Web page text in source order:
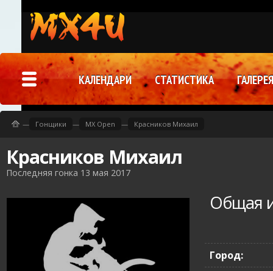
Красников Михаил
Последняя гонка 13 мая 2017
Общая
Город:
— Гонщики — MX Open — Красников Михаил
КАЛЕНДАРИ СТАТИСТИКА ГАЛЕРЕЯ